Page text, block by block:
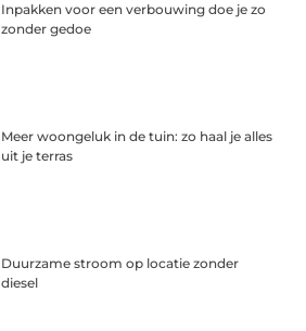
Inpakken voor een verbouwing doe je zo
zonder gedoe
Meer woongeluk in de tuin: zo haal je alles
uit je terras
Duurzame stroom op locatie zonder
diesel